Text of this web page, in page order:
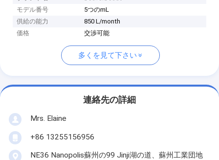
モデル番号
5つのmL
供給の能力
850 L/month
価格
交渉可能
多くを見て下さい
連絡先の詳細
Mrs. Elaine
+86 13255156956
NE36 Nanopolis蘇州の99 Jinji湖の道、蘇州工業団地